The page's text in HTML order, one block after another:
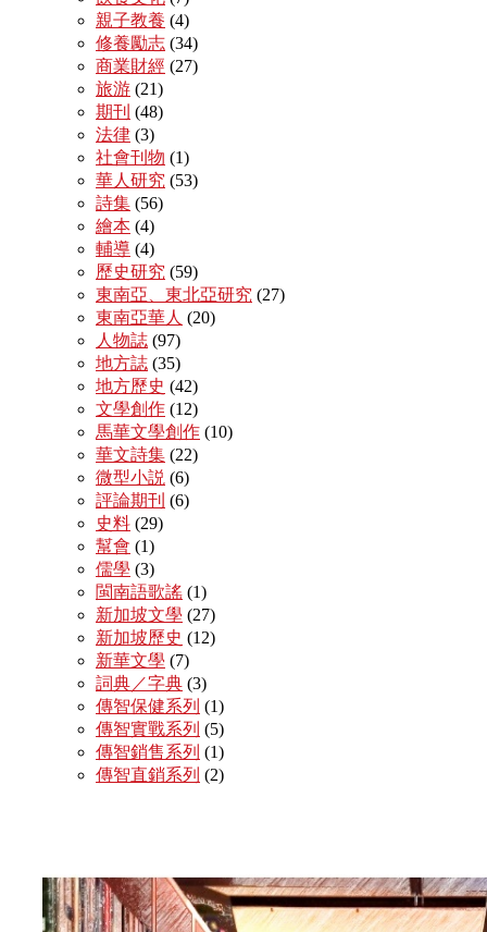
親子教養 (4)
修養勵志 (34)
商業財經 (27)
旅游 (21)
期刊 (48)
法律 (3)
社會刊物 (1)
華人研究 (53)
詩集 (56)
繪本 (4)
輔導 (4)
歷史研究 (59)
東南亞、東北亞研究 (27)
東南亞華人 (20)
人物誌 (97)
地方誌 (35)
地方歷史 (42)
文學創作 (12)
馬華文學創作 (10)
華文詩集 (22)
微型小説 (6)
評論期刊 (6)
史料 (29)
幫會 (1)
儒學 (3)
閩南語歌謠 (1)
新加坡文學 (27)
新加坡歷史 (12)
新華文學 (7)
詞典／字典 (3)
傳智保健系列 (1)
傳智實戰系列 (5)
傳智銷售系列 (1)
傳智直銷系列 (2)